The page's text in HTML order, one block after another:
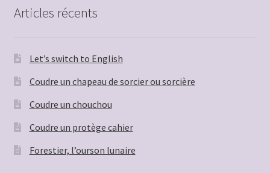
Articles récents
Let’s switch to English
Coudre un chapeau de sorcier ou sorcière
Coudre un chouchou
Coudre un protège cahier
Forestier, l’ourson lunaire